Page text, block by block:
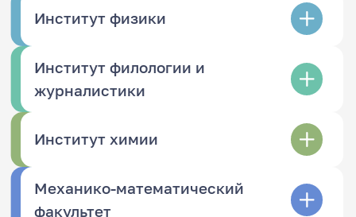
Институт физики
Институт филологии и
журналистики
Институт химии
Механико-математический
факультет